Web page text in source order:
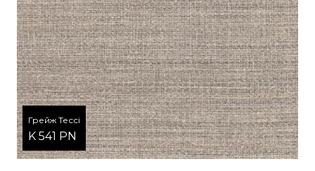
Грейж Тессі
K 541 PN